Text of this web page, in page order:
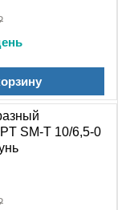
раза
даже при
SM-T 10/6,5-0